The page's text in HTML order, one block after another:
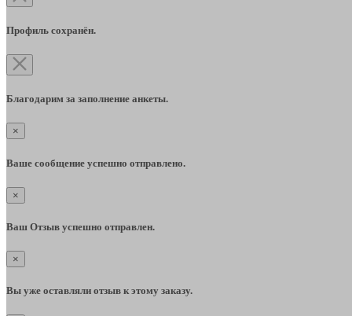
Профиль сохранён.
Благодарим за заполнение анкеты.
×
Ваше сообщение успешно отправлено.
×
Ваш Отзыв успешно отправлен.
×
Вы уже оставляли отзыв к этому заказу.